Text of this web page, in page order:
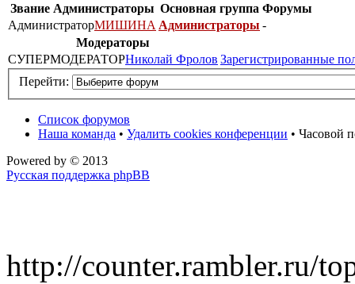
Звание Администраторы Основная группа Форумы
АдминистраторМИШИНА Администраторы -
Модераторы
СУПЕРМОДЕРАТОРНиколай Фролов Зарегистрированные
Перейти:
Список форумов
Наша команда • Удалить cookies конференции • Часовой
Powered by © 2013
Русская поддержка phpBB
http://counter.rambler.ru/